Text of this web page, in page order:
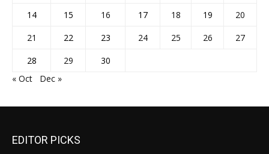
14
15 16 17 18 19
20
21
22 23 24 25 26
27
28
29
30
« Oct
Dec »
EDITOR PICKS